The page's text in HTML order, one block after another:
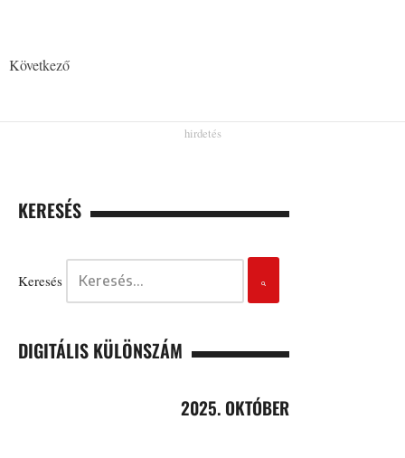
Következő
KERESÉS
Keresés
DIGITÁLIS KÜLÖNSZÁM
2025. OKTÓBER